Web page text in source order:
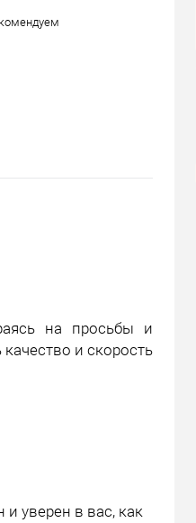
на просьбы и
и скорость
уверен в вас, как